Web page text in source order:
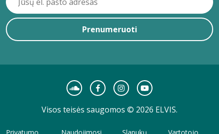
Prenumeruoti
Visos teisės saugomos © 2026 ELVIS.